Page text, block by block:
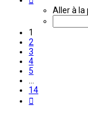
Aller à la
1
2
3
4
5
14